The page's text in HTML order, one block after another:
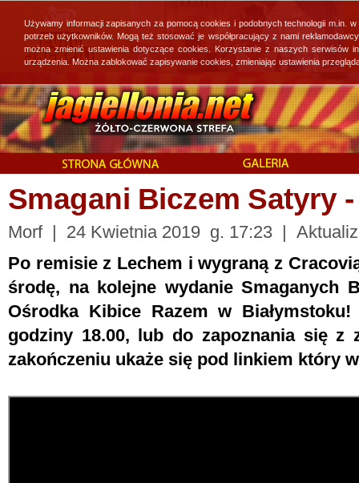
Smagani Biczem Satyry -
Morf | 24 Kwietnia 2019 g. 17:23 |
Po remisie z Lechem i wygraną z
środę, na kolejne wydanie Smaganych
Ośrodka Kibice Razem w
godziny 18.00, lub do zapoznania się
zakończeniu ukaże się pod linkiem który
Używamy informacji zapisanych za pomocą cookies i podobnych technologii
potrzeb użytkowników. Mogą też stosować je współpracujący z nami
można zmienić ustawienia dotyczące cookies. Korzystanie z naszych
urządzenia. Można zablokować zapisywanie cookies, zmieniając ustawienia